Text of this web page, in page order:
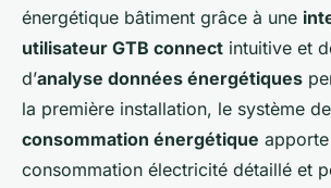
énergétique bâtiment grâce à une
utilisateur GTB connect intuitive et
d’analyse données énergétiques
la première installation, le système de
consommation énergétique
consommation électricité détaillé et